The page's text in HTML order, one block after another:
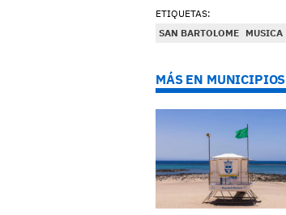
ETIQUETAS:
SAN BARTOLOME MUSICA
MÁS EN MUNICIPIOS